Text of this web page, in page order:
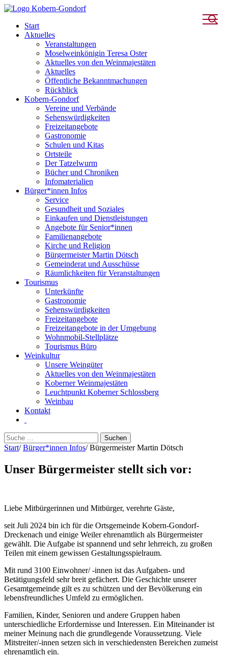
Start
Aktuelles
Veranstaltungen
Moselweinkönigin Teresa Oster
Aktuelles von den Weinmajestäten
Aktuelles
Öffentliche Bekanntmachungen
Rückblick
Kobern-Gondorf
Vereine und Verbände
Sehenswürdigkeiten
Freizeitangebote
Gastronomie
Schulen und Kitas
Ortsteile
Der Tatzelwurm
Bücher und Chroniken
Infomaterialien
Bürger*innen Infos
Service
Gesundheit und Soziales
Einkaufen und Dienstleistungen
Angebote für Senior*innen
Familienangebote
Kirche und Religion
Bürgermeister Martin Dötsch
Gemeinderat und Ausschüsse
Räumlichkeiten für Veranstaltungen
Tourismus
Unterkünfte
Gastronomie
Sehenswürdigkeiten
Freizeitangebote
Freizeitangebote in der Umgebung
Wohnmobil-Stellplätze
Tourismus Büro
Weinkultur
Unsere Weingüter
Aktuelles von den Weinmajestäten
Koberner Weinmajestäten
Leuchtpunkt Koberner Schlossberg
Weinbau
Kontakt
Suchen
nach:
Start/ Bürger*innen Infos/ Bürgermeister Martin Dötsch
Unser Bürgermeister stellt sich vor:
Liebe Mitbürgerinnen und Mitbürger, verehrte Gäste,
seit Juli 2024 bin ich für die Ortsgemeinde Kobern-Gondorf-
Dreckenach und einige Weiler ehrenamtlich als Bürgermeister
gewählt. Die Aufgabe ist spannend und sehr lehrreich, zu großen
Teilen mit einem gewissen Gestaltungsspielraum.
Mit rund 3100 Einwohner/ -innen ist das Aufgaben- und
Betätigungsfeld sehr breit gefächert. Die Geschichte unserer
Gesamtgemeinde gilt es zu schützen und der Bevölkerung ein
lebensfreundliches Umfeld zu ermöglichen.
Familien, Kinder, Senioren und andere Gruppen haben
unterschiedliche Erfordernisse und Interessen. Ein Miteinander ist
meiner Meinung nach die grundlegende Voraussetzung. Viele
Mitstreiter/-innen setzen sich in verschiedensten Bereichen zumeist
ehrenamtlich ein.